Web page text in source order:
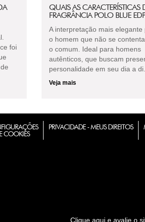
foi
QUAIS AS CARACTERÍSTICAS
FRAGRÂNCIA POLO BLUE
A interpretação mais elegante
o homem que não se
o comum. Ideal para homens
autênticos, que buscam
personalidade em seu dia a di...
Veja mais
Clique aqui e avalie o
COOKIES
PRIVACIDADE - MEUS DIREITOS